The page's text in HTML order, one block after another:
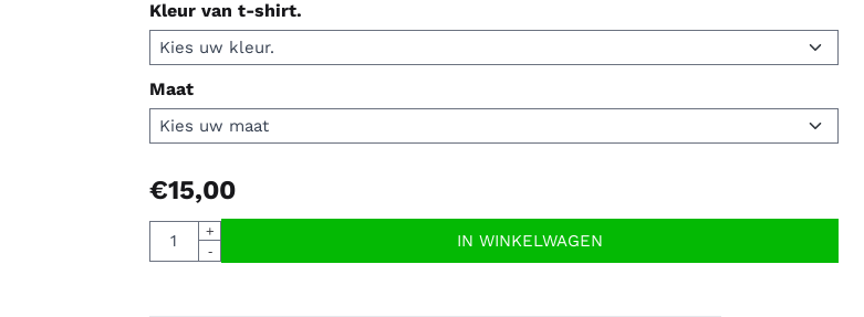
Kleur van t-shirt.
Maat
€15,00
Aantal
+
-
IN WINKELWAGEN